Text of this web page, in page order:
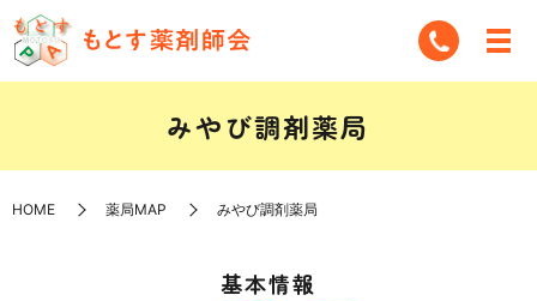
みやび調剤薬局
HOME 薬局MAP みやび調剤薬局
基本情報